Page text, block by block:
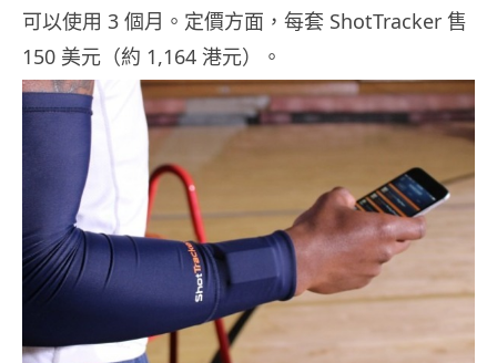
可以使用 3 個月。定價方面，每套 ShotTracker 售
150 美元（約 1,164 港元）。